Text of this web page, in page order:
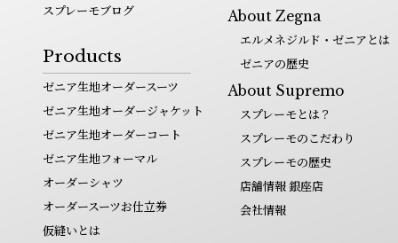
スプレーモブログ
Products
ゼニア生地オーダースーツ
ゼニア生地オーダージャケット
ゼニア生地オーダーコート
ゼニア生地フォーマル
オーダーシャツ
オーダースーツお仕立券
仮縫いとは
About Zegna
エルメネジルド・ゼニアとは
ゼニアの歴史
About Supremo
スプレーモとは？
スプレーモのこだわり
スプレーモの歴史
店舗情報 銀座店
会社情報